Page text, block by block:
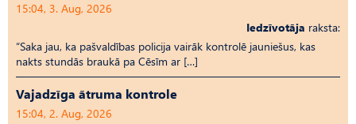
15:04, 3. Aug, 2026
Iedzīvotāja raksta:
“Saka jau, ka pašvaldības policija vairāk kontrolē jauniešus, kas
nakts stundās braukā pa Cēsīm ar […]
Vajadzīga ātruma kontrole
15:04, 2. Aug, 2026